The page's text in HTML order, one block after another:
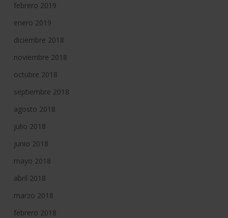
febrero 2019
enero 2019
diciembre 2018
noviembre 2018
octubre 2018
septiembre 2018
agosto 2018
julio 2018
junio 2018
mayo 2018
abril 2018
marzo 2018
febrero 2018